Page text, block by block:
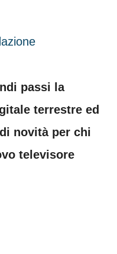
passi la
terrestre ed
novità per chi
televisore